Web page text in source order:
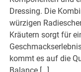
Dressing. Die
würzigen
Kräutern sorgt für
kommt es auf die